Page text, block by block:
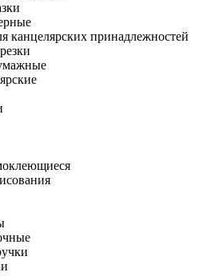
канцелярских принадлежностей